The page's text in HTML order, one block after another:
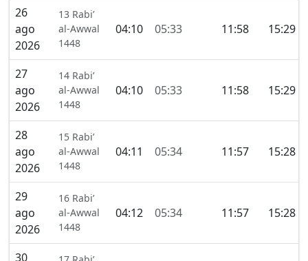
26
ago
2026
13 Rabi’
al-Awwal
1448
04:10 05:33 11:58 15:29
27
ago
2026
14 Rabi’
al-Awwal
1448
04:10 05:33 11:58 15:29
28
ago
2026
15 Rabi’
al-Awwal
1448
04:11 05:34 11:57 15:28
29
ago
2026
16 Rabi’
al-Awwal
1448
04:12 05:34 11:57 15:28
30